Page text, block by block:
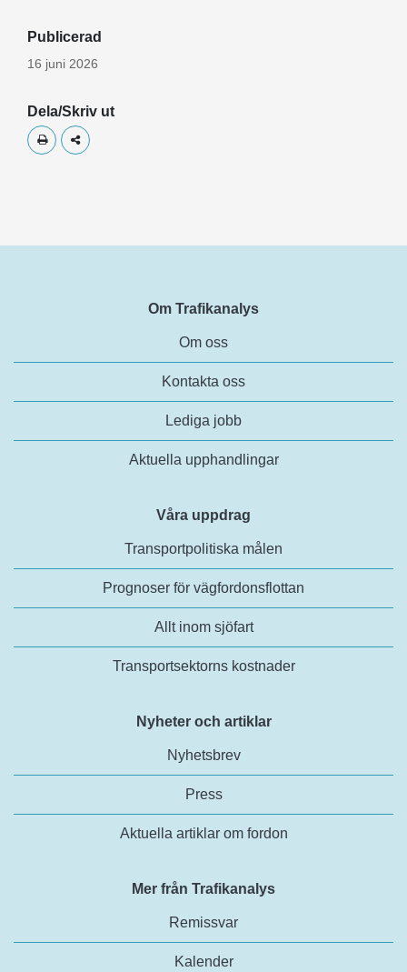
Publicerad
16 juni 2026
Dela/Skriv ut
Skriv utDela
Om Trafikanalys
Om oss
Kontakta oss
Lediga jobb
Aktuella upphandlingar
Våra uppdrag
Transportpolitiska målen
Prognoser för vägfordonsflottan
Allt inom sjöfart
Transportsektorns kostnader
Nyheter och artiklar
Nyhetsbrev
Press
Aktuella artiklar om fordon
Mer från Trafikanalys
Remissvar
Kalender